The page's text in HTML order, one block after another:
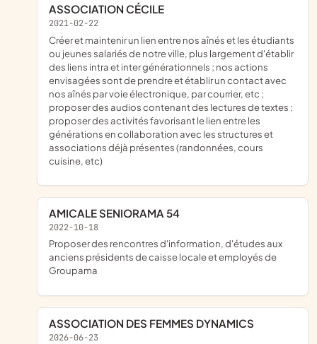
ASSOCIATION CÉCILE
2021-02-22
créer et maintenir un lien entre nos aînés et les étudiants
ou jeunes salariés de notre ville, plus largement d'établir
des liens intra et inter générationnels ; nos actions
envisagées sont de prendre et établir un contact avec
nos aînés par voie électronique, par courrier, etc ;
proposer des audios contenant des lectures de textes ;
proposer des activités favorisant le lien entre les
générations en collaboration avec les structures et
associations déjà présentes (randonnées, cours
cuisine, etc)
AMICALE SENIORAMA 54
2022-10-18
proposer des rencontres d'information, d'études aux
anciens présidents de caisse locale et employés de
Groupama
ASSOCIATION DES FEMMES DYNAMICS
2026-06-23